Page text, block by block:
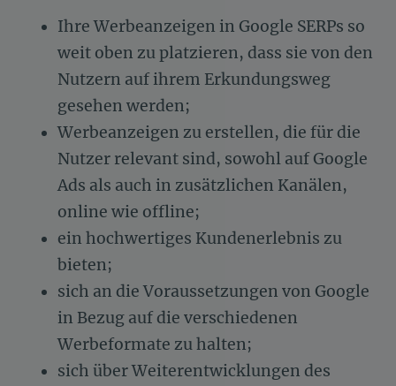
Ihre Werbeanzeigen in Google SERPs so
weit oben zu platzieren, dass sie von den
Nutzern auf ihrem Erkundungsweg
gesehen werden;
Werbeanzeigen zu erstellen, die für die
Nutzer relevant sind, sowohl auf Google
Ads als auch in zusätzlichen Kanälen,
online wie offline;
ein hochwertiges Kundenerlebnis zu
bieten;
sich an die Voraussetzungen von Google
in Bezug auf die verschiedenen
Werbeformate zu halten;
sich über Weiterentwicklungen des